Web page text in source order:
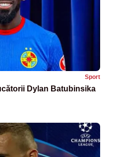
Sport
Dylan Batubinsika